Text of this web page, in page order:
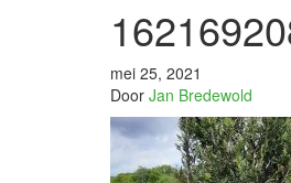
mei 25, 2021
Door Jan Bredewold